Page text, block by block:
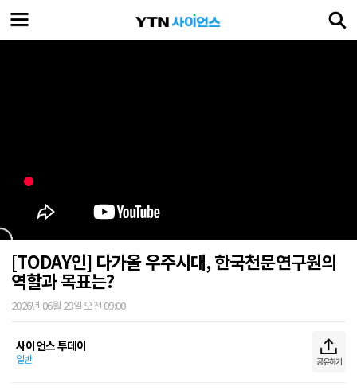
[TODAY인] 다가올 우주시대, 한국천문연구원의
역할과 목표는?
2026년 06월 29일 오전 09:00
사이언스 투데이
일반 공유하기